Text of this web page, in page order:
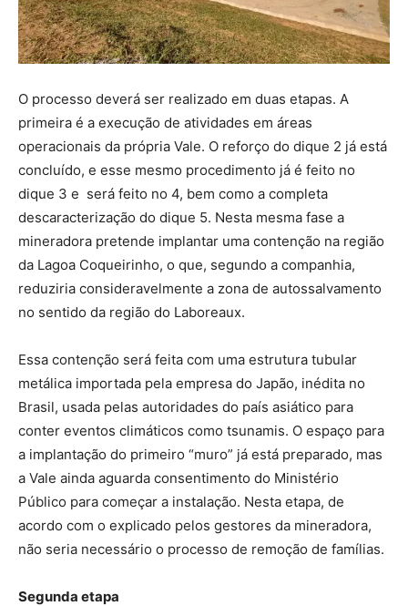
O processo deverá ser realizado em duas etapas. A
primeira é a execução de atividades em áreas
operacionais da própria Vale. O reforço do dique 2 já está
concluído, e esse mesmo procedimento já é feito no
dique 3 e será feito no 4, bem como a completa
descaracterização do dique 5. Nesta mesma fase a
mineradora pretende implantar uma contenção na região
da Lagoa Coqueirinho, o que, segundo a companhia,
reduziria consideravelmente a zona de autossalvamento
no sentido da região do Laboreaux.
Essa contenção será feita com uma estrutura tubular
metálica importada pela empresa do Japão, inédita no
Brasil, usada pelas autoridades do país asiático para
conter eventos climáticos como tsunamis. O espaço para
a implantação do primeiro “muro” já está preparado, mas
a Vale ainda aguarda consentimento do Ministério
Público para começar a instalação. Nesta etapa, de
acordo com o explicado pelos gestores da mineradora,
não seria necessário o processo de remoção de famílias.
Segunda etapa